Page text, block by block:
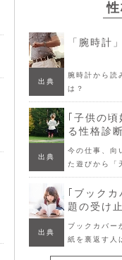
「腕時計
出典
腕時計から読
は？
｢子供の
る性格診断
出典
今の仕事、向
た遊びから「
｢ブック
題の受け
出典
ブックカバー
紙を裏返す人